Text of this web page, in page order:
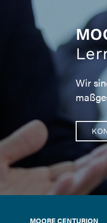
Wir
MOORE CENTURION